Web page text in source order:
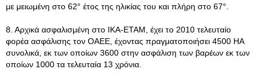
με μειωμένη στο 62° έτος της ηλικίας του και πλήρη στο 67°.
8. Αρχικά ασφαλισμένη στο ΙΚΑ-ΕΤΑΜ, έχει το 2010 τελευταίο
φορέα ασφάλισης τον ΟΑΕΕ, έχοντας πραγματοποιήσει 4500 ΗΑ
συνολικά, εκ των οποίων 3600 στην ασφάλιση των βαρέων εκ των
οποίων 1000 τα τελευταία 13 χρόνια.